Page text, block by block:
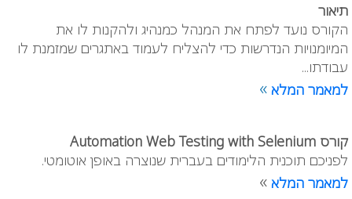
תיאור
הקורס נועד לפתח את המנהל כמנהיג ולהקנות לו את
המיומנויות הנדרשות כדי להצליח לעמוד באתגרים שמזמנת לו
עבודתו...
למאמר המלא »
קורס Automation Web Testing with Selenium
לפניכם תוכנית הלימודים בעברית שנוצרה באופן אוטומטי.
למאמר המלא »